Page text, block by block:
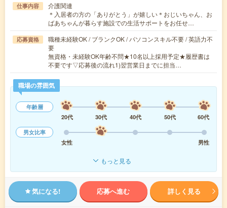
仕事内容
介護関連
＊入居者の方の「ありがとう」が嬉しい＊おじいちゃん、お
ばあちゃんが暮らす施設での生活サポートをお任せ…
応募資格
職種未経験OK / ブランクOK / パソコンスキル不要 / 英語力不
要
無資格・未経験OK年齢不問★10名以上採用予定★履歴書は
不要です▽応募後の流れ1)翌営業日までに担当…
職場の雰囲気
年齢層
20代
30代 40代 50代
60代
男女比率
女性
男性
もっと見る
気になる! 応募へ進む 詳しく見る